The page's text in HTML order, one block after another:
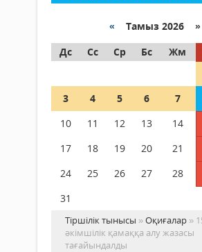
« Тамыз 2026 »
Дс
Сс Ср Бс Жм
3
4 5 6 7
10
11 12 13 14
17
18 19 20 21
24
25 26 27 28
31
Тіршілік тынысы »Оқиғалар »
әкімшілік қамаққа алу жазасы
тағайындалды